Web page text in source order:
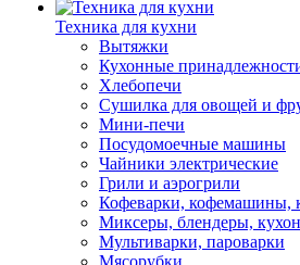
Техника для кухни
Вытяжки
Кухонные
Хлебопечи
Сушилка для овощей и
Мини-печи
Посудомоечные машины
Чайники электрические
Грили и аэрогрили
Кофеварки, кофемашины,
Миксеры, блендеры,
Мультиварки, пароварки
Мясорубки